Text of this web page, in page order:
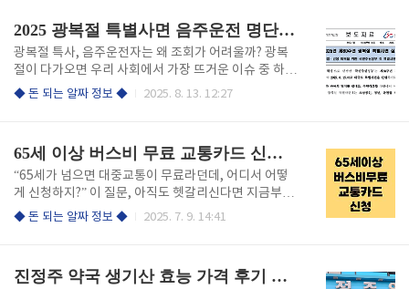
다. 수능만만 기본 문법·어법·어휘 150제 고1 학생들이
어법과 어휘를 탄탄하게 다질 수 있도록 구성된 교재입
니다. PART 01에서는 12강으로 수능 필수 어법 포인
트를 다루고, PART 02에서는 실전 모의고사 8회로 훈
련합니다. 마지막 PART 03은 기출을 재구성한 응용 모
2025 광복절 특별사면 음주운전 명단 조회
광복절 특사, 음주운전자는 왜 조회가 어려울까? 광복
절이 다가오면 우리 사회에서 가장 뜨거운 이슈 중 하나
가 바로 특별사면입니다. 특히 운전면허 취소나 벌점 누
분 제외됩니다. 이유는 간단합니다. 사회적 경각심 강화
와 국민 안전을 위한 법과 정책적 엄중한 판단 때문인데
요. 음주운전은 단순 실수가 아닌 중대 범죄로 보고 있
으며, 재범 위험성과 사회적 파장을 고려해 이번에도 완
고히 배제되었습니다. 그렇다면, 음주운전과 관련한 특
에..
◆ 돈 되는 알짜 정보 ◆ 2025. 8. 13. 12:27
65세 이상 버스비 무료 교통카드 신청 방법
“65세가 넘으면 대중교통이 무료라던데, 어디서 어떻
게 신청하지?” 이 질문, 아직도 헷갈리신다면 지금부터
꼼꼼하게 안내해 드릴게요. 2025년 기준, 만 65세 이상
만 65세 이상 대한민국 국민 (주민등록상 기준) 💡 신청
◆ 돈 되는 알짜 정보 ◆ 2025. 7. 9. 14:41
진정주 약국 생기산 효능 가격 후기 부작용